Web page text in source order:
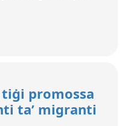
promossa
ta’ migranti